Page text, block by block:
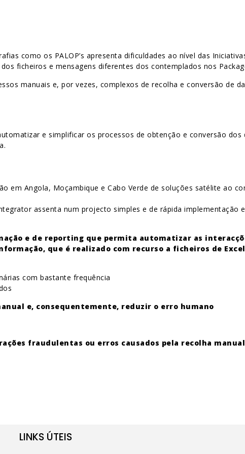
como os PALOP’s apresenta dificuldades ao nível das
ficheiros e mensagens diferentes dos contemplados nos
manuais e, por vezes, complexos de recolha e conversão de
e simplificar os processos de obtenção e conversão
em Angola, Moçambique e Cabo Verde de soluções satélite ao
assenta num projecto simples e de rápida
e de reporting que permita automatizar as
que é realizado com recurso a ficheiros de Excel
com bastante frequência
e, consequentemente, reduzir o erro humano
fraudulentas ou erros causados pela recolha
LINKS ÚTEIS